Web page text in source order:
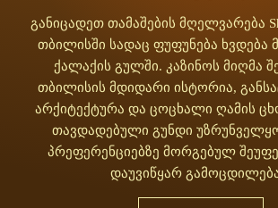
განიცადეთ თამაშების მღელვარება
თბილისში სადაც ფუფუნება ხვდება
ქალაქის გულში. კაზინოს მიღმა
თბილისის მდიდარი ისტორია,
არქიტექტურა და ცოცხალი ღამის
თავდადებული გუნდი
პრეფერენციებზე მორგებულ
დაუვიწყარ